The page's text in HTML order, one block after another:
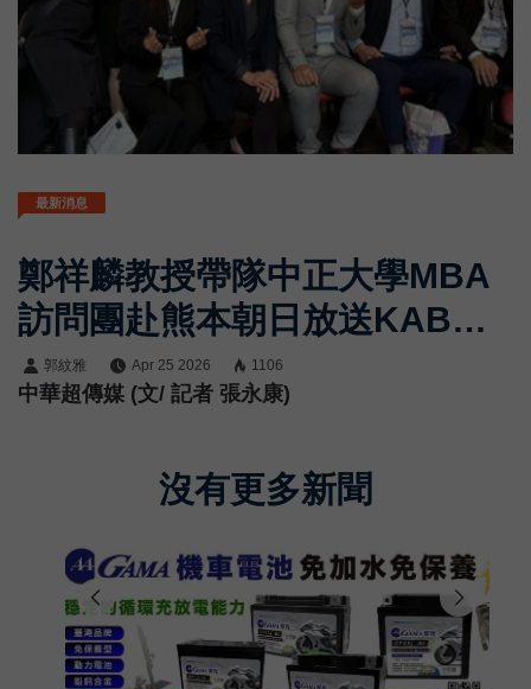
最新消息
鄭祥麟教授帶隊中正大學MBA
訪問團赴熊本朝日放送KAB
企管系黃正魁系主任全程規
劃 局長小野史修接待交流
郭紋雅 Apr 25 2026 1106
中華超傳媒 (文/ 記者 張永康)
沒有更多新聞